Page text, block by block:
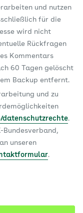
und nutzen
für die
wird nicht
Rückfragen
Kommentars
60 Tagen gelöscht
Backup entfernt.
und zu
datenschutzrechte.
Bundesverband,
unseren
.